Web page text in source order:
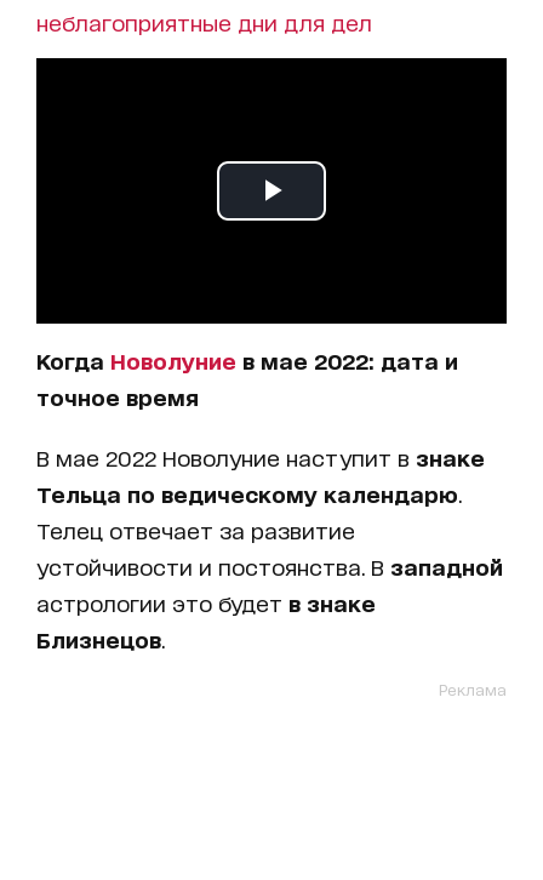
неблагоприятные дни для дел
Когда Новолуние в мае 2022: дата и
точное время
В мае 2022 Новолуние наступит в знаке
Тельца по ведическому календарю
Телец отвечает за развитие
устойчивости и постоянства. В западной
астрологии это будет в знаке
Близнецов
Реклама